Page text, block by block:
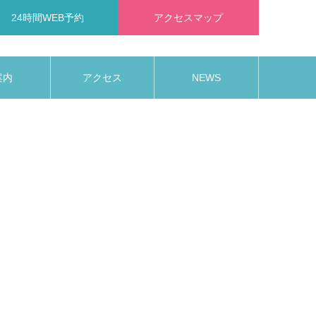
24時間WEB予約 アクセスマップ
内 アクセス NEWS